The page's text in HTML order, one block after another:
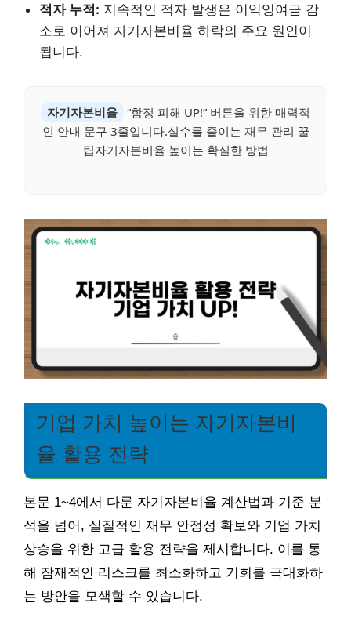
적자 누적: 지속적인 적자 발생은 이익잉여금 감
소로 이어져 자기자본비율 하락의 주요 원인이
됩니다.
자기자본비율 “함정 피해 UP!” 버튼을 위한 매력적
인 안내 문구 3줄입니다.실수를 줄이는 재무 관리 꿀
팁자기자본비율 높이는 확실한 방법
기업 가치 높이는 자기자본비
율 활용 전략
본문 1~4에서 다룬 자기자본비율 계산법과 기준 분
석을 넘어, 실질적인 재무 안정성 확보와 기업 가치
상승을 위한 고급 활용 전략을 제시합니다. 이를 통
해 잠재적인 리스크를 최소화하고 기회를 극대화하
는 방안을 모색할 수 있습니다.